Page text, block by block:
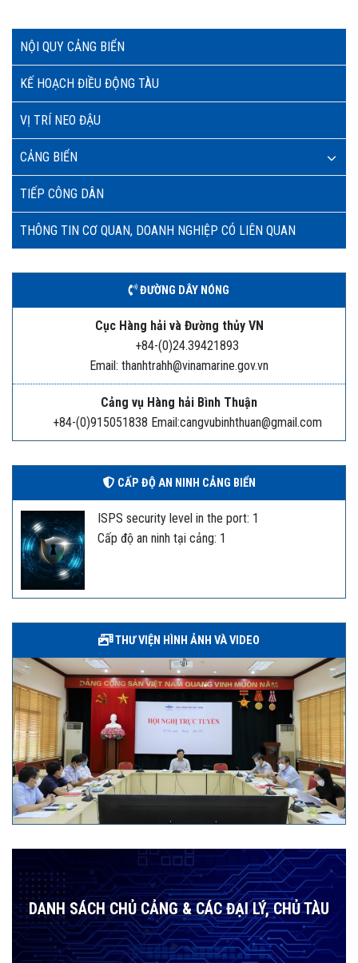
NỘI QUY CẢNG BIỂN
KẾ HOẠCH ĐIỀU ĐỘNG TÀU
VỊ TRÍ NEO ĐẬU
CẢNG BIỂN
TIẾP CÔNG DÂN
THÔNG TIN CƠ QUAN, DOANH NGHIỆP CÓ LIÊN QUAN
ĐƯỜNG DÂY NÓNG
Cục Hàng hải và Đường thủy VN
+84-(0)24.39421893
Email: thanhtrahh@vinamarine.gov.vn
Cảng vụ Hàng hải Bình Thuận
+84-(0)915051838 Email:cangvubinhthuan@gmail.com
CẤP ĐỘ AN NINH CẢNG BIỂN
ISPS security level in the port: 1
Cấp độ an ninh tại cảng: 1
THƯ VIỆN HÌNH ẢNH VÀ VIDEO
DANH SÁCH CHỦ CẢNG & CÁC ĐẠI LÝ, CHỦ TÀU